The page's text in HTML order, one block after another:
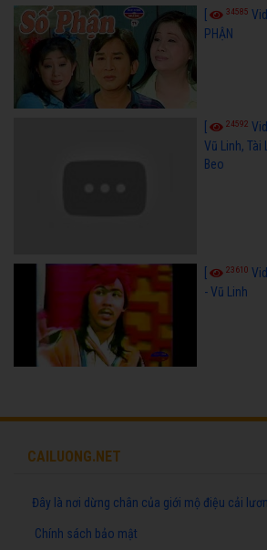
34585
PHẬN
24592
Vũ Linh, Tài
Beo
23610
- Vũ Linh
CAILUONG.NET
Đây là nơi dừng chân của giới mộ điệu cải
Chính sách bảo mật